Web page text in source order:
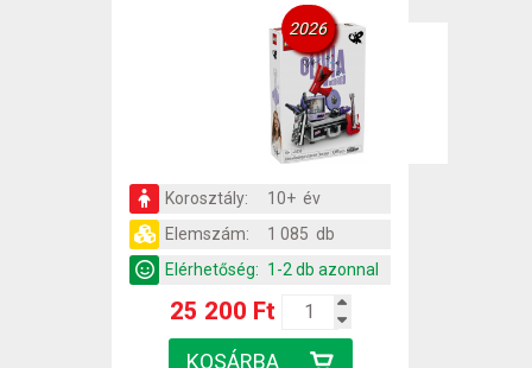
2026
Korosztály:
10+ év
Elemszám:
1 085 db
Elérhetőség: 1-2 db azonnal
25 200 Ft